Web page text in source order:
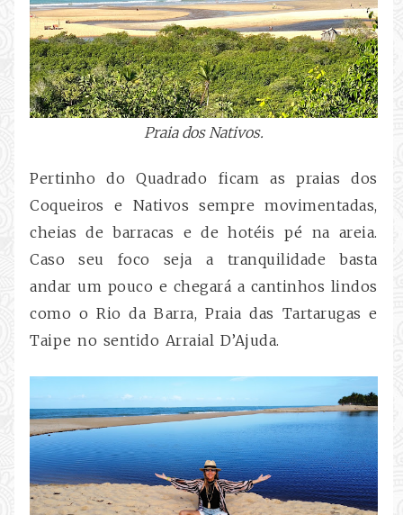
Praia dos Nativos.
Pertinho do Quadrado ficam as praias dos
Coqueiros e Nativos sempre movimentadas,
cheias de barracas e de hotéis pé na areia.
Caso seu foco seja a tranquilidade basta
andar um pouco e chegará a cantinhos lindos
como o Rio da Barra, Praia das Tartarugas e
Taipe no sentido Arraial D’Ajuda.